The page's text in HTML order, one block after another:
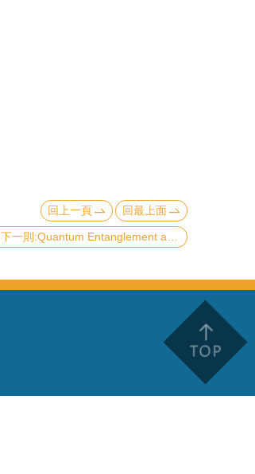
回上一頁
回最上面
下一則:Quantum Entanglement and Gravitational Spacetime